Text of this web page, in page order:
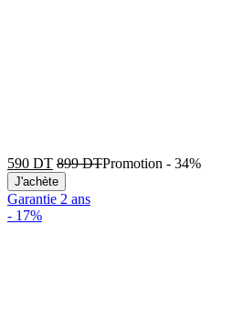
590 DT 899DTPromotion - 34%
J'achète
Garantie 2 ans
- 17%